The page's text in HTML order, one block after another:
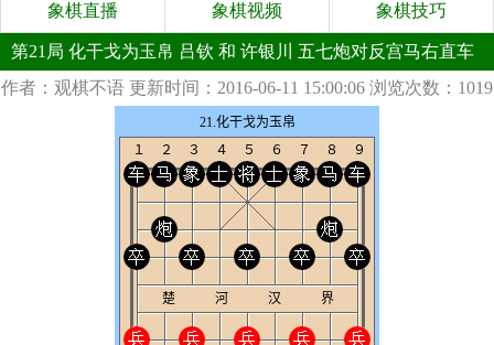
象棋直播 象棋视频 象棋技巧
第21局 化干戈为玉帛 吕钦 和 许银川 五七炮对反宫马右直车
作者：观棋不语 更新时间：2016-06-11 15:00:06 浏览次数：1019